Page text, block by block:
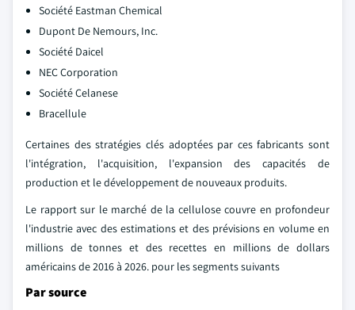
Société Eastman Chemical
Dupont De Nemours, Inc.
Société Daicel
NEC Corporation
Société Celanese
Bracellule
Certaines des stratégies clés adoptées par ces fabricants sont
l'intégration, l'acquisition, l'expansion des capacités de
production et le développement de nouveaux produits.
Le rapport sur le marché de la cellulose couvre en profondeur
l'industrie avec des estimations et des prévisions en volume en
millions de tonnes et des recettes en millions de dollars
américains de 2016 à 2026. pour les segments suivants
Par source